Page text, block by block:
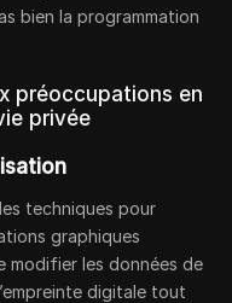
bien la programmation
préoccupations en
privée
techniques pour
graphiques
modifier les données de
digitale tout